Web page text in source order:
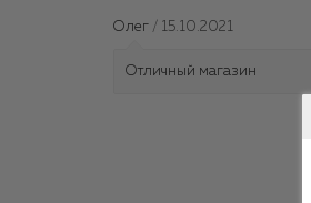
Олег / 15.10.2021
Отличный магазин